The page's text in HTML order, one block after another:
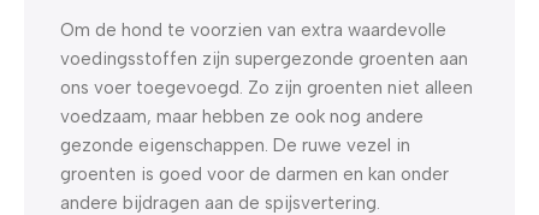
Om de hond te voorzien van extra waardevolle
voedingsstoffen zijn supergezonde groenten aan
ons voer toegevoegd. Zo zijn groenten niet alleen
voedzaam, maar hebben ze ook nog andere
gezonde eigenschappen. De ruwe vezel in
groenten is goed voor de darmen en kan onder
andere bijdragen aan de spijsvertering.